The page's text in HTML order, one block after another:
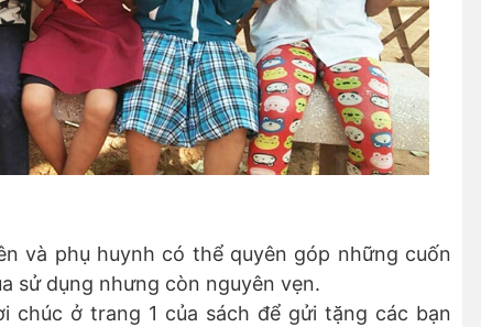
và phụ huynh có thể quyên góp những cuốn
sử dụng nhưng còn nguyên vẹn.
chúc ở trang 1 của sách để gửi tặng các bạn